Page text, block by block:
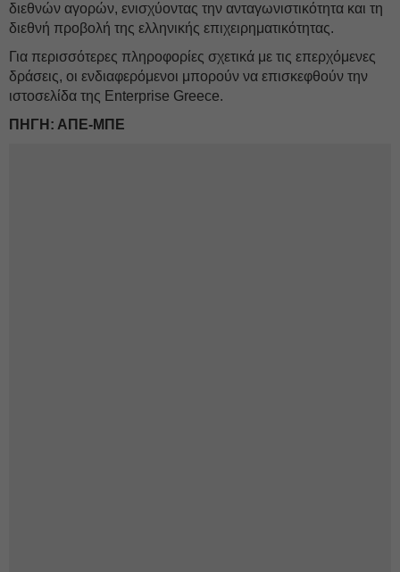
διεθνών αγορών, ενισχύοντας την ανταγωνιστικότητα και τη
διεθνή προβολή της ελληνικής επιχειρηματικότητας.
Για περισσότερες πληροφορίες σχετικά με τις επερχόμενες
δράσεις, οι ενδιαφερόμενοι μπορούν να επισκεφθούν την
ιστοσελίδα της Enterprise Greece.
ΠΗΓΗ: ΑΠΕ-ΜΠΕ